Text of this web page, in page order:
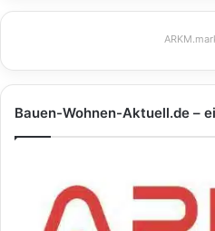
Bauen-Wohnen-Aktuell.de –